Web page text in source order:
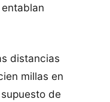
distancias
millas en
de